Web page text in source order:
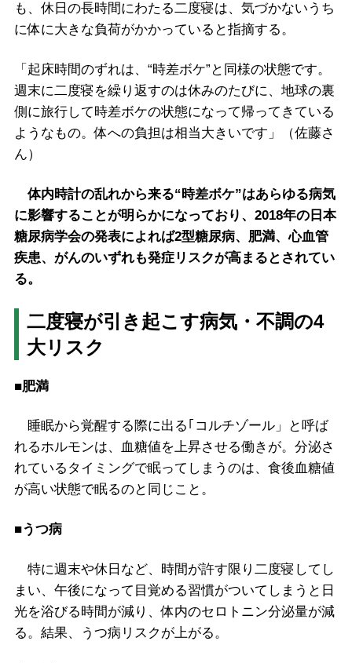
も、休日の長時間にわたる二度寝は、気づかないうち
に体に大きな負荷がかかっていると指摘する。
「起床時間のずれは、“時差ボケ”と同様の状態です。
週末に二度寝を繰り返すのは休みのたびに、地球の裏
側に旅行して時差ボケの状態になって帰ってきている
ようなもの。体への負担は相当大きいです」（佐藤さ
ん）
体内時計の乱れから来る“時差ボケ”はあらゆる病気
に影響することが明らかになっており、2018年の日本
糖尿病学会の発表によれば2型糖尿病、肥満、心血管
疾患、がんのいずれも発症リスクが高まるとされてい
る。
二度寝が引き起こす病気・不調の4
大リスク
■肥満
睡眠から覚醒する際に出る｢コルチゾール」と呼ば
れるホルモンは、血糖値を上昇させる働きが。分泌さ
れているタイミングで眠ってしまうのは、食後血糖値
が高い状態で眠るのと同じこと。
■うつ病
特に週末や休日など、時間が許す限り二度寝してし
まい、午後になって目覚める習慣がついてしまうと日
光を浴びる時間が減り、体内のセロトニン分泌量が減
る。結果、うつ病リスクが上がる。